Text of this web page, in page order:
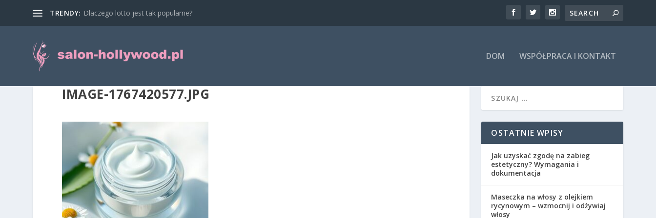
TRENDY: Dlaczego lotto jest tak popularne?
DOM WSPÓŁPRACA I KONTAKT
IMAGE-1767420577.JPG
OSTATNIE WPISY
Jak uzyskać zgodę na zabieg
estetyczny? Wymagania i
dokumentacja
Maseczka na włosy z olejkiem
rycynowym – wzmocnij i odżywiaj
włosy